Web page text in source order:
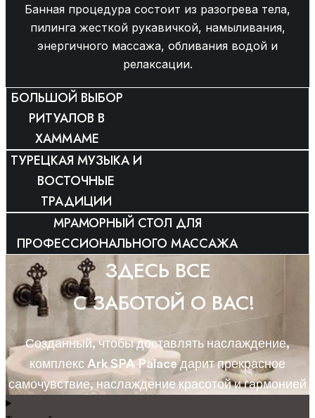
Банная процедура состоит из разогрева тела,
пилинга жесткой рукавичкой, намыливания,
энергичного массажа, обливания водой и
релаксации.
БОЛЬШОЙ ВЫБОР
РИТУАЛОВ В
ХАММАМЕ​
ТУРЕЦКАЯ МУЗЫКА И
ВОСТОЧНЫЕ
ТРАДИЦИИ
МРАМОРНЫЙ СТОЛ ДЛЯ
ПРОФЕССИОНАЛЬНОГО МАССАЖА
ЗДЕСЬ ВСЕ
С ЗАБОТОЙ О ВАС!
Созданный, чтобы доставлять наслаждение,
комплекс Ark SPA Palace дарит прекрасное
самочувствие, наслаждение красотой и гармонией